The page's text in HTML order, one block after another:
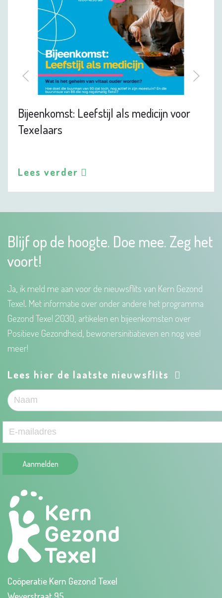
Bijeenkomst: Leefstijl als medicijn voor
Texelaars
Lees verder
Blijf op de hoogte. Doe mee. Zeg het
voort!
Ja, ik meld me aan voor de nieuwsflits van Kern Gezond
Texel. Met informatie over onder andere het programma
Gezond Texel 2030, artikelen en bijeenkomsten over
Positieve Gezondheid, bewonersinitiatieven en nog veel
meer!
Lees hier de laatste nieuwsflits
Aanmelden
Coöperatie Kern Gezond Texel
Weverstraat 95